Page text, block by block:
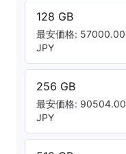
128 GB
最安価格: 57000.00
JPY
256 GB
最安価格: 90504.00
JPY